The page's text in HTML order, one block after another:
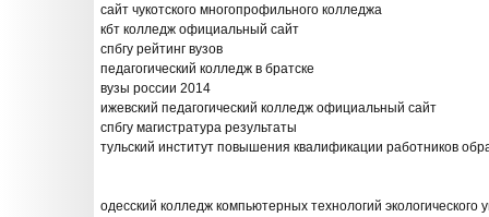
сайт чукотского многопрофильного колледжа
кбт колледж официальный сайт
спбгу рейтинг вузов
педагогический колледж в братске
вузы россии 2014
ижевский педагогический колледж официальный сайт
спбгу магистратура результаты
тульский институт повышения квалификации работников
одесский колледж компьютерных технологий экологического